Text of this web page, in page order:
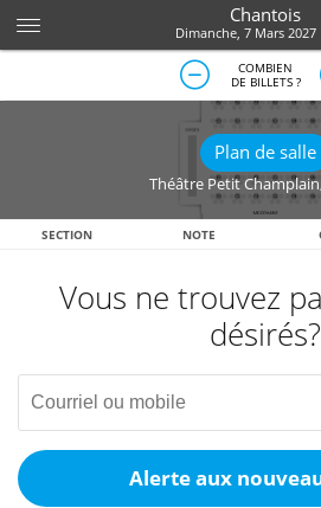
Chantois
Dimanche, 7 Mars 2027
COMBIEN
DE BILLETS ?
Plan de salle
Théâtre Petit Champlain
SECTION NOTE
Vous ne trouvez
désirés?
Alerte aux